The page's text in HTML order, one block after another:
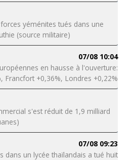
yéménites tués dans une
(source militaire)
07/08 10:04
en hausse à l'ouverture:
Francfort +0,36%, Londres +0,22%
s'est réduit de 1,9 milliard
07/08 09:23
dans un lycée thaïlandais a tué huit